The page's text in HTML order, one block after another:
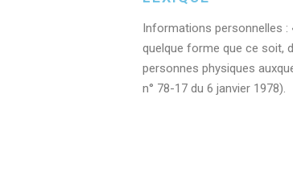
Informations personnelles
quelque forme que ce soit,
personnes physiques
n° 78-17 du 6 janvier 1978).